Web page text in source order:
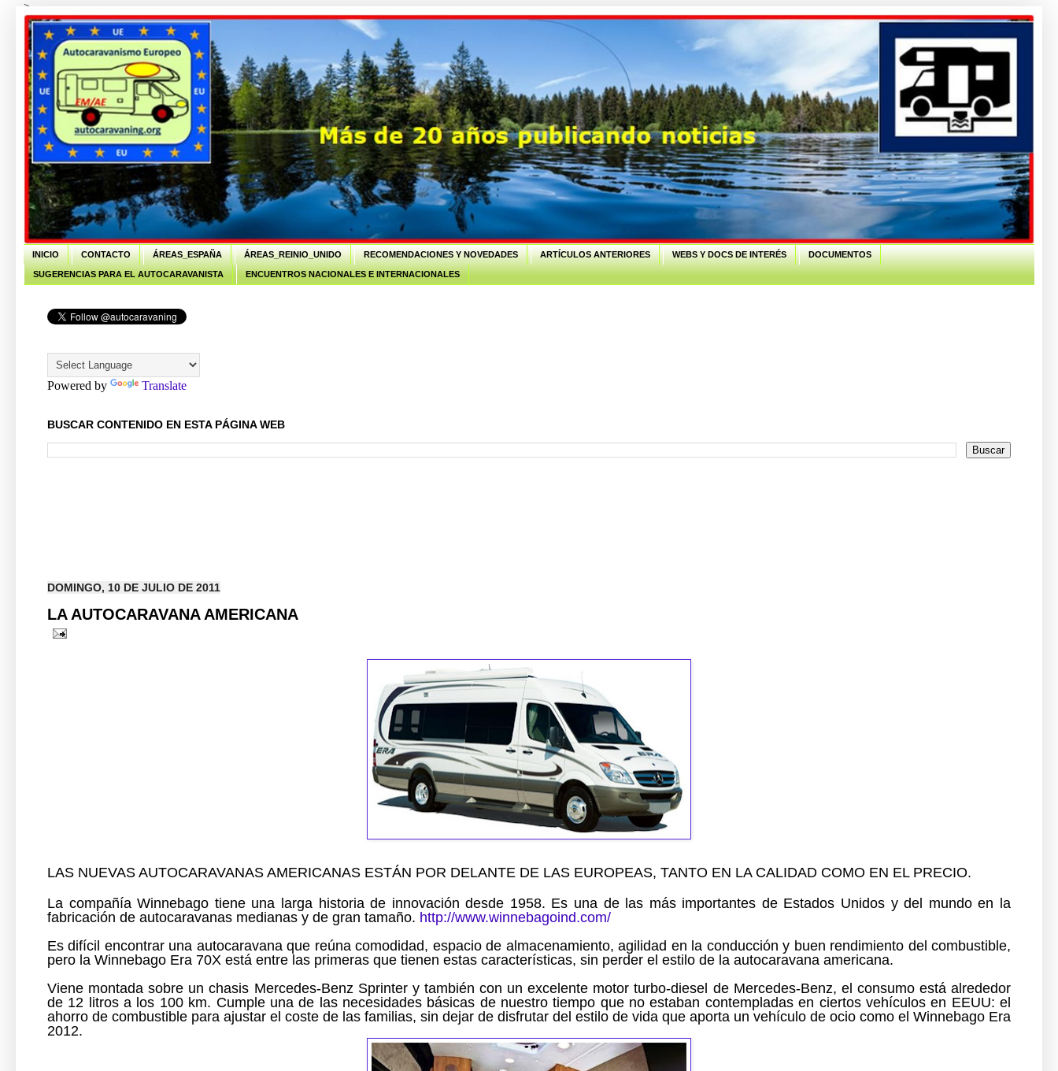
-->
INICIO CONTACTO ÁREAS_ESPAÑA ÁREAS_REINIO_UNIDO RECOMENDACIONES Y NOVEDADES ARTÍCULOS ANTERIORES WEBS Y DOCS DE INTERÉS DOCUMENTOS
SUGERENCIAS PARA EL AUTOCARAVANISTA ENCUENTROS NACIONALES E INTERNACIONALES
Powered by Translate
BUSCAR CONTENIDO EN ESTA PÁGINA WEB
DOMINGO, 10 DE JULIO DE 2011
LA AUTOCARAVANA AMERICANA
LAS NUEVAS AUTOCARAVANAS AMERICANAS ESTÁN POR DELANTE DE LAS EUROPEAS, TANTO EN LA CALIDAD COMO EN EL PRECIO.
La compañía Winnebago tiene una larga historia de innovación desde 1958. Es una de las más importantes de Estados Unidos y del mundo en la
fabricación de autocaravanas medianas y de gran tamaño. http://www.winnebagoind.com/
Es difícil encontrar una autocaravana que reúna comodidad, espacio de almacenamiento, agilidad en la conducción y buen rendimiento del combustible,
pero la Winnebago Era 70X está entre las primeras que tienen estas características, sin perder el estilo de la autocaravana americana.
Viene montada sobre un chasis Mercedes-Benz Sprinter y también con un excelente motor turbo-diesel de Mercedes-Benz, el consumo está alrededor
de 12 litros a los 100 km. Cumple una de las necesidades básicas de nuestro tiempo que no estaban contempladas en ciertos vehículos en EEUU: el
ahorro de combustible para ajustar el coste de las familias, sin dejar de disfrutar del estilo de vida que aporta un vehículo de ocio como el Winnebago Era
2012.